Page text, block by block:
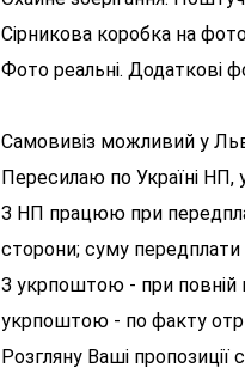
Сірникова коробка на
Фото реальні. Додаткові
Самовивіз можливий у
Пересилаю по Україні
З НП працюю при
сторони; суму передплати
З укрпоштою - при повній
укрпоштою - по факту
Розгляну Ваші пропозиції